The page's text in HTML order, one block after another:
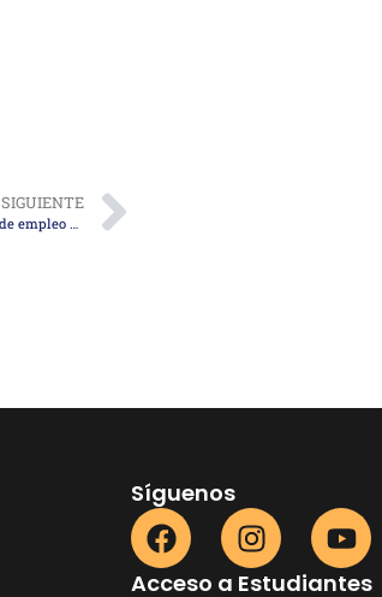
SIGUIENTE
USCIS colabora en caso de fraude migratorio con visas de empleo en Texas
Síguenos
Acceso a Estudiantes